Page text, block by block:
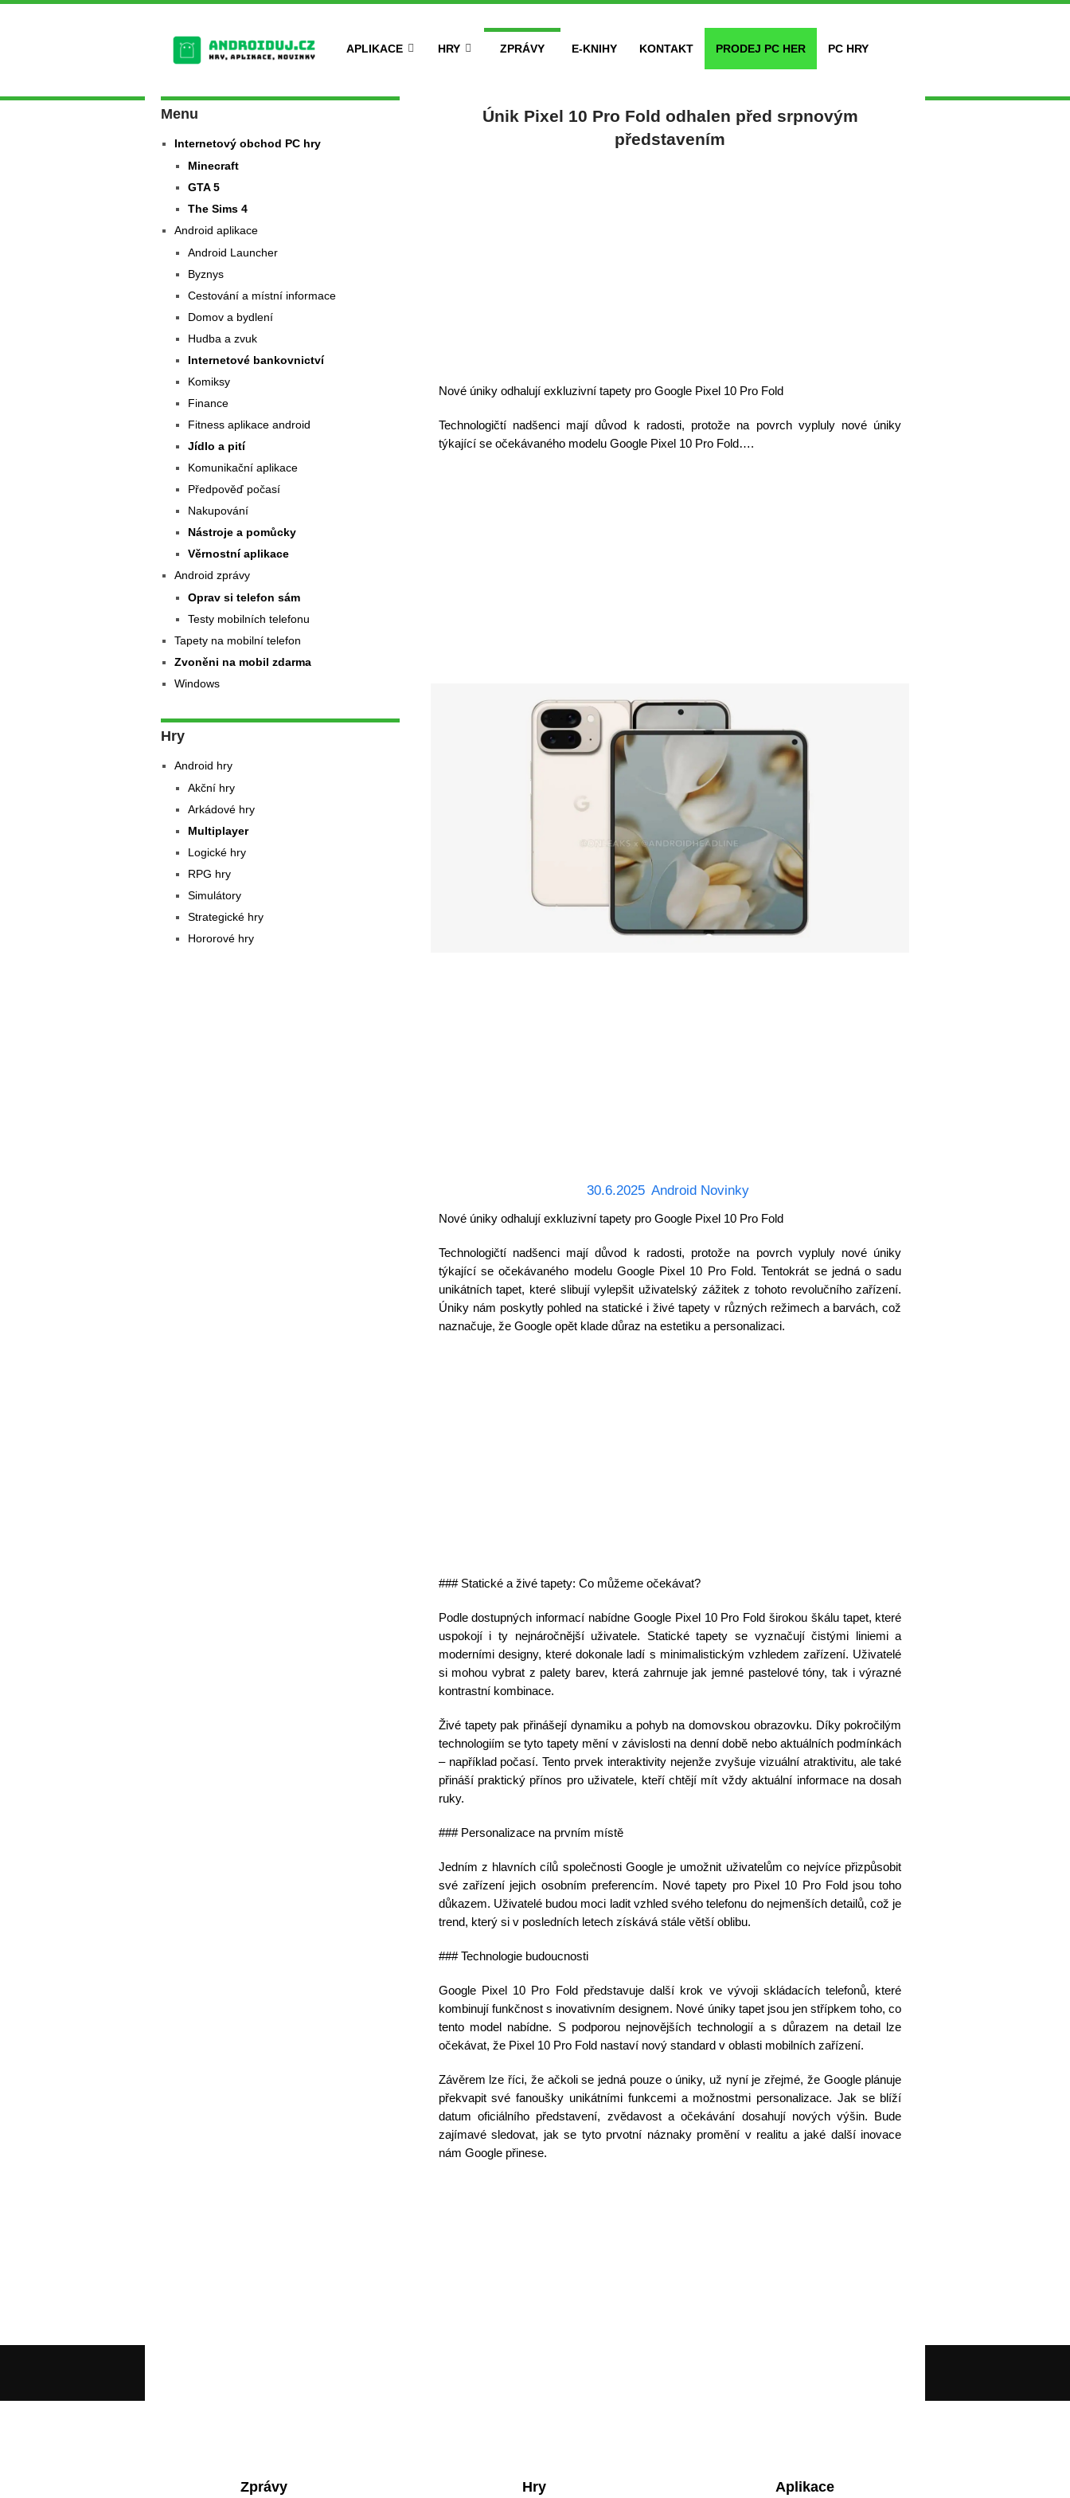
APLIKACE HRY ZPRÁVY E-KNIHY KONTAKT PRODEJ PC HER PC HRY
Únik Pixel 10 Pro Fold odhalen před srpnovým
představením
Nové úniky odhalují exkluzivní tapety pro Google Pixel 10 Pro Fold
Technologičtí nadšenci mají důvod k radosti, protože na povrch vypluly nové úniky
týkající se očekávaného modelu Google Pixel 10 Pro Fold….
30.6.2025 Android Novinky
Nové úniky odhalují exkluzivní tapety pro Google Pixel 10 Pro Fold
Technologičtí nadšenci mají důvod k radosti, protože na povrch vypluly nové úniky
týkající se očekávaného modelu Google Pixel 10 Pro Fold. Tentokrát se jedná o sadu
unikátních tapet, které slibují vylepšit uživatelský zážitek z tohoto revolučního zařízení.
Úniky nám poskytly pohled na statické i živé tapety v různých režimech a barvách, což
naznačuje, že Google opět klade důraz na estetiku a personalizaci.
### Statické a živé tapety: Co můžeme očekávat?
Podle dostupných informací nabídne Google Pixel 10 Pro Fold širokou škálu tapet, které
uspokojí i ty nejnáročnější uživatele. Statické tapety se vyznačují čistými liniemi a
moderními designy, které dokonale ladí s minimalistickým vzhledem zařízení. Uživatelé
si mohou vybrat z palety barev, která zahrnuje jak jemné pastelové tóny, tak i výrazné
kontrastní kombinace.
Živé tapety pak přinášejí dynamiku a pohyb na domovskou obrazovku. Díky pokročilým
technologiím se tyto tapety mění v závislosti na denní době nebo aktuálních podmínkách
– například počasí. Tento prvek interaktivity nejenže zvyšuje vizuální atraktivitu, ale také
přináší praktický přínos pro uživatele, kteří chtějí mít vždy aktuální informace na dosah
ruky.
### Personalizace na prvním místě
Jedním z hlavních cílů společnosti Google je umožnit uživatelům co nejvíce přizpůsobit
své zařízení jejich osobním preferencím. Nové tapety pro Pixel 10 Pro Fold jsou toho
důkazem. Uživatelé budou moci ladit vzhled svého telefonu do nejmenších detailů, což je
trend, který si v posledních letech získává stále větší oblibu.
### Technologie budoucnosti
Google Pixel 10 Pro Fold představuje další krok ve vývoji skládacích telefonů, které
kombinují funkčnost s inovativním designem. Nové úniky tapet jsou jen střípkem toho, co
tento model nabídne. S podporou nejnovějších technologií a s důrazem na detail lze
očekávat, že Pixel 10 Pro Fold nastaví nový standard v oblasti mobilních zařízení.
Závěrem lze říci, že ačkoli se jedná pouze o úniky, už nyní je zřejmé, že Google plánuje
překvapit své fanoušky unikátními funkcemi a možnostmi personalizace. Jak se blíží
datum oficiálního představení, zvědavost a očekávání dosahují nových výšin. Bude
zajímavé sledovat, jak se tyto prvotní náznaky promění v realitu a jaké další inovace
nám Google přinese.
Menu
Internetový obchod PC hry
Minecraft
GTA 5
The Sims 4
Android aplikace
Android Launcher
Byznys
Cestování a místní informace
Domov a bydlení
Hudba a zvuk
Internetové bankovnictví
Komiksy
Finance
Fitness aplikace android
Jídlo a pití
Komunikační aplikace
Předpověď počasí
Nakupování
Nástroje a pomůcky
Věrnostní aplikace
Android zprávy
Oprav si telefon sám
Testy mobilních telefonu
Tapety na mobilní telefon
Zvoněni na mobil zdarma
Windows
Hry
Android hry
Akční hry
Arkádové hry
Multiplayer
Logické hry
RPG hry
Simulátory
Strategické hry
Hororové hry
Zprávy Hry Aplikace